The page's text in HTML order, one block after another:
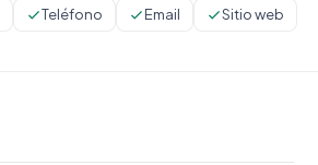
Teléfono Email Sitio web